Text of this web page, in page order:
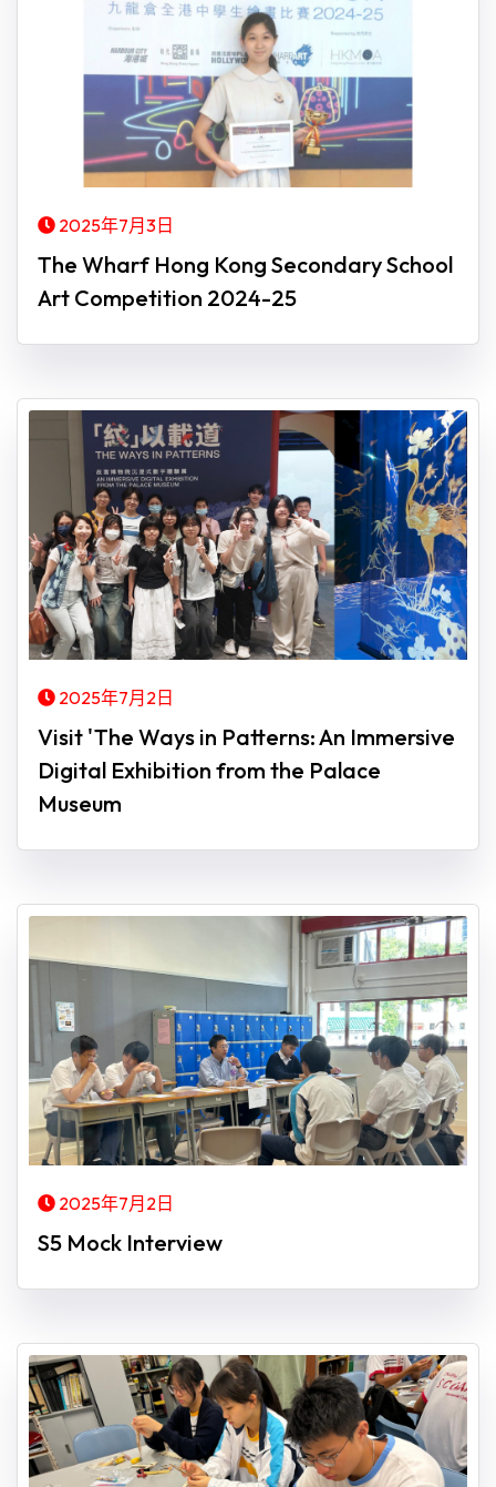
2025年7月3日
The Wharf Hong Kong Secondary School
Art Competition 2024-25
2025年7月2日
Visit 'The Ways in Patterns: An Immersive
Digital Exhibition from the Palace
Museum
2025年7月2日
S5 Mock Interview